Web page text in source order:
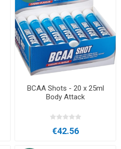
BCAA Shots - 20 x 25ml
Body Attack
€42.56